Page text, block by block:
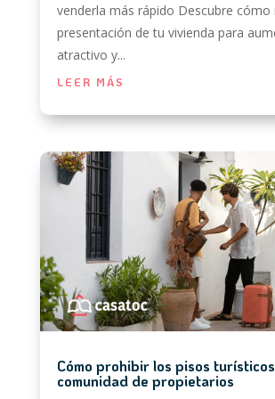
venderla más rápido Descubre
presentación de tu vivienda para
atractivo y...
LEER MÁS
Cómo prohibir los pisos
comunidad de propietarios